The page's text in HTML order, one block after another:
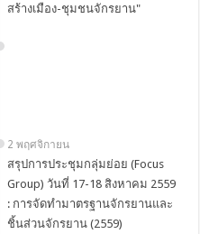
สร้างเมือง-ชุมชนจักรยาน"
2 พฤศจิกายน
สรุปการประชุมกลุ่มย่อย (Focus
Group) วันที่ 17-18 สิงหาคม 2559
: การจัดทำมาตรฐานจักรยานและ
ชิ้นส่วนจักรยาน (2559)